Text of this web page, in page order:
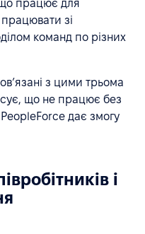
працює для
зі
команд по різних
з цими трьома
що не працює без
PeopleForce дає змогу
і